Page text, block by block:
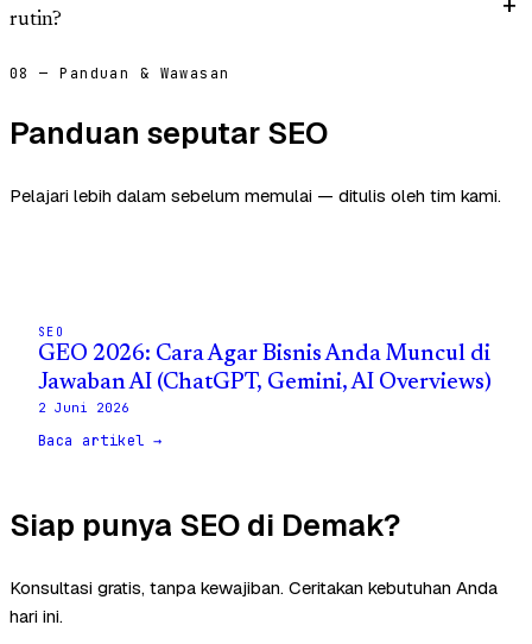
rutin?
08 — Panduan & Wawasan
Panduan seputar SEO
Pelajari lebih dalam sebelum memulai — ditulis oleh tim kami.
SEO
GEO 2026: Cara Agar Bisnis Anda Muncul di
Jawaban AI (ChatGPT, Gemini, AI Overviews)
2 Juni 2026
Baca artikel →
Siap punya SEO di Demak?
Konsultasi gratis, tanpa kewajiban. Ceritakan kebutuhan Anda
hari ini.